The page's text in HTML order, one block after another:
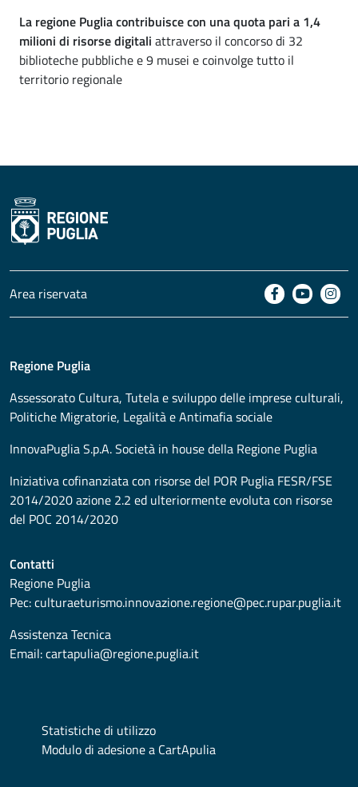
La regione Puglia contribuisce con una quota pari a 1,4
milioni di risorse digitali attraverso il concorso di 32
biblioteche pubbliche e 9 musei e coinvolge tutto il
territorio regionale
Area riservata
Regione Puglia
Assessorato Cultura, Tutela e sviluppo delle imprese culturali,
Politiche Migratorie, Legalità e Antimafia sociale
InnovaPuglia S.p.A. Società in house della Regione Puglia
Iniziativa cofinanziata con risorse del POR Puglia FESR/FSE
2014/2020 azione 2.2 ed ulteriormente evoluta con risorse
del POC 2014/2020
Contatti
Regione Puglia
Pec:culturaeturismo.innovazione.regione@pec.rupar.puglia.it
Assistenza Tecnica
Email:cartapulia@regione.puglia.it
Statistiche di utilizzo
Modulo di adesione a CartApulia